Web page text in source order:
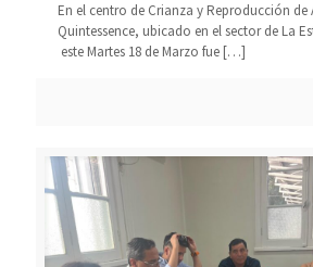
En el centro de Crianza y Reproducción de
Quintessence, ubicado en el sector de La
este Martes 18 de Marzo fue […]